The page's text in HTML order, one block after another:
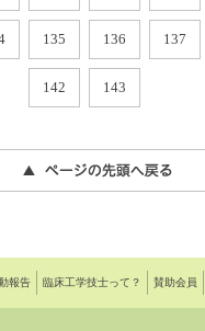
135 136 137
142 143
報告 臨床工学技士って？ 賛助会員